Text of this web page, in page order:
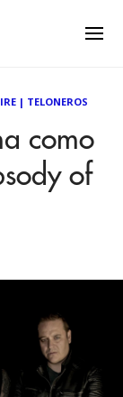
| TELONEROS
como
of